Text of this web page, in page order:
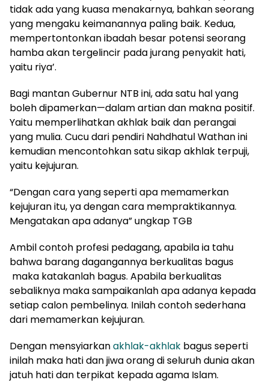
tidak ada yang kuasa menakarnya, bahkan seorang
yang mengaku keimanannya paling baik. Kedua,
mempertontonkan ibadah besar potensi seorang
hamba akan tergelincir pada jurang penyakit hati,
yaitu riya’.
Bagi mantan Gubernur NTB ini, ada satu hal yang
boleh dipamerkan—dalam artian dan makna positif.
Yaitu memperlihatkan akhlak baik dan perangai
yang mulia. Cucu dari pendiri Nahdhatul Wathan ini
kemudian mencontohkan satu sikap akhlak terpuji,
yaitu kejujuran.
“Dengan cara yang seperti apa memamerkan
kejujuran itu, ya dengan cara mempraktikannya.
Mengatakan apa adanya” ungkap TGB
Ambil contoh profesi pedagang, apabila ia tahu
bahwa barang dagangannya berkualitas bagus
maka katakanlah bagus. Apabila berkualitas
sebaliknya maka sampaikanlah apa adanya kepada
setiap calon pembelinya. Inilah contoh sederhana
dari memamerkan kejujuran.
Dengan mensyiarkanakhlak-akhlak bagus seperti
inilah maka hati dan jiwa orang di seluruh dunia akan
jatuh hati dan terpikat kepada agama Islam.